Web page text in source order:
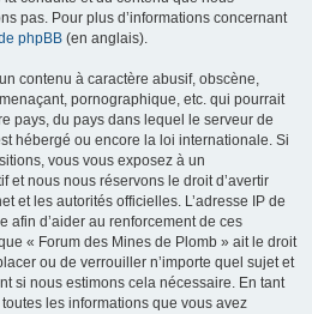
pas. Pour plus d’informations concernant
phpBB (en anglais).
contenu à caractère abusif, obscène,
pornographique, etc. qui pourrait
pays, du pays dans lequel le serveur de
hébergé ou encore la loi internationale. Si
vous vous exposez à un
et nous nous réservons le droit d’avertir
et les autorités officielles. L’adresse IP de
afin d’aider au renforcement de ces
« Forum des Mines de Plomb » ait le droit
ou de verrouiller n’importe quel sujet et
si nous estimons cela nécessaire. En tant
les informations que vous avez